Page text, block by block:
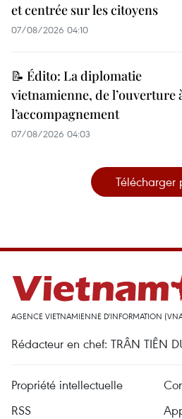
et centrée sur les citoyens
07/08/2026 04:10
📝 Édito: La diplomatie
vietnamienne, de l’ouverture
l’accompagnement
07/08/2026 04:03
Télécharger
AGENCE VIETNAMIENNE D'INFORMATION
Rédacteur en chef: TRÂN TIÊN
Propriété intellectuelle
RSS